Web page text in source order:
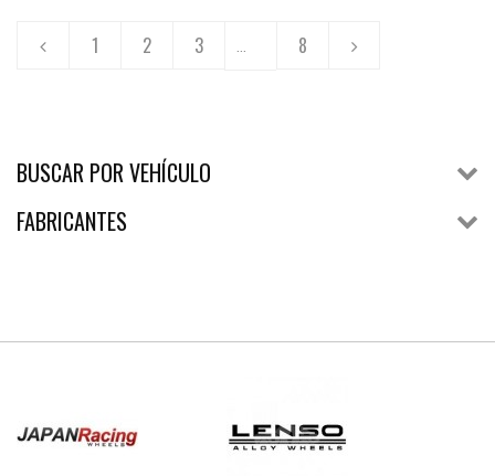
1 2 3 8
BUSCAR POR VEHÍCULO
FABRICANTES